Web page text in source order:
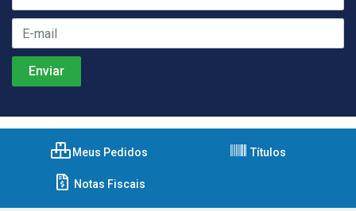
Meus Pedidos Títulos
Notas Fiscais